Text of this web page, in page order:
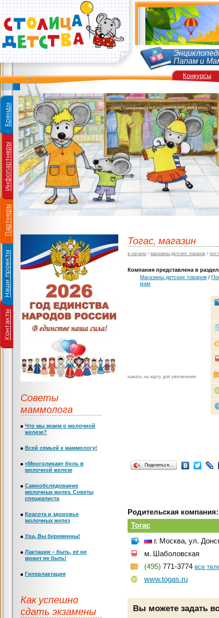
Папам и
Тогас, магазин
в начало / магазины детских товаров /
Компания представлена в
Магазины детских товаров /
мам
нажать на карту для увеличения
Поделиться…
Родительская компания:
Тогас
г. Москва, ул.
м. Шаболовская
(495) 771-3774 все
www.togas.ru
Вы можете задать
Советы
маммолога
Что мы знаем о молочной
железе?
Всей семьей к маммологу!
«Многоликая» боль в
молочной железе
Самообследование
молочных желез. Советы
специалиста
Красота и здоровье
молочных желез
Ура, Вы беременны!
Лактации – быть, её не
может не быть!
Гиперлактация
Как успешно
сдать экзамены
Конкурсы